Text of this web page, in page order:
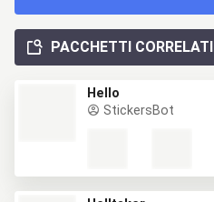
PACCHETTI CORRELATI
Hello
StickersBot